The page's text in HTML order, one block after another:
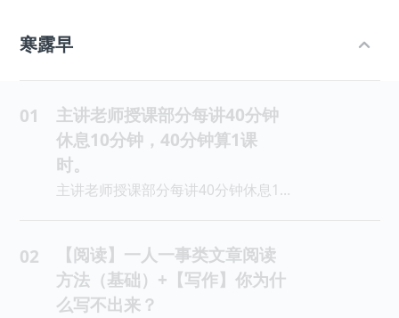
寒露早
01
主讲老师授课部分每讲40分钟
休息10分钟，40分钟算1课
时。
主讲老师授课部分每讲40分钟休息10分钟，40分钟算1课时。
02
【阅读】一人一事类文章阅读
方法（基础）+【写作】你为什
么写不出来？